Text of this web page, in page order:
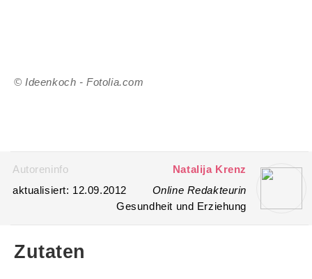
© Ideenkoch - Fotolia.com
Autoreninfo
Natalija Krenz
aktualisiert: 12.09.2012
Online Redakteurin
Gesundheit und Erziehung
Zutaten